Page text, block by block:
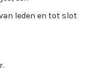
leden en tot slot